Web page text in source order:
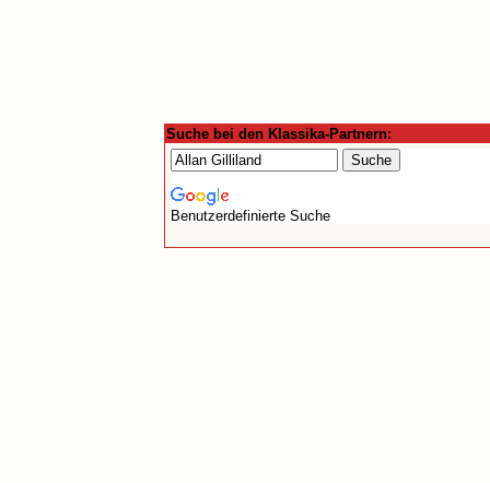
Suche bei den Klassika-Partnern:
Benutzerdefinierte Suche